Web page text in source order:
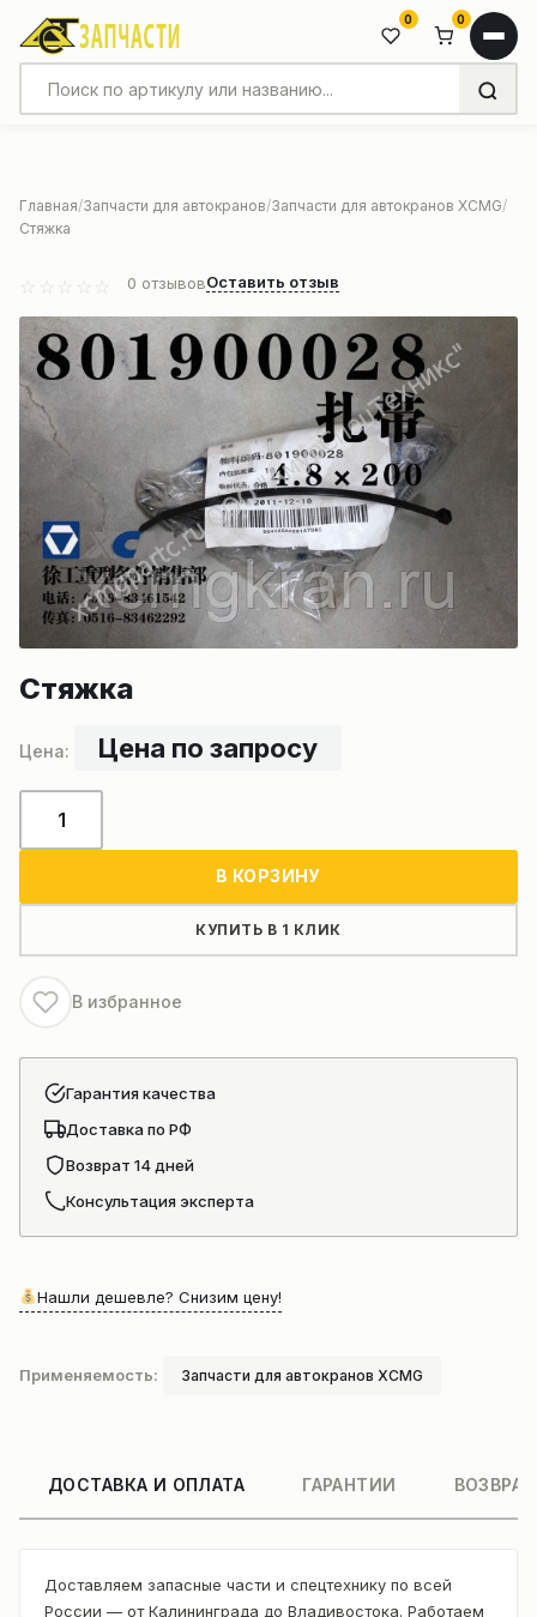
0 0
Главная Запчасти для автокранов Запчасти для автокранов XCMG
Стяжка
0 отзывовОставить отзыв
Стяжка
Цена по запросу
товара
В КОРЗИНУ
КУПИТЬ В 1 КЛИК
В избранное
Гарантия качества
Доставка по РФ
Возврат 14 дней
Консультация эксперта
Нашли дешевле? Снизим цену!
Применяемость: Запчасти для автокранов XCMG
ДОСТАВКА И ОПЛАТА ГАРАНТИИ
Доставляем запасные части и спецтехнику по всей
России — от Калининграда до Владивостока. Работаем